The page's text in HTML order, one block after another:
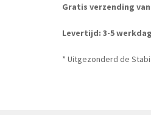
Gratis verzending
Levertijd: 3-5
* Uitgezonderd de